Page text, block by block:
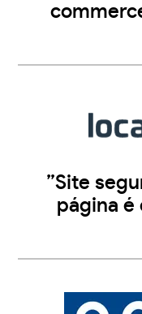
”Site
página é